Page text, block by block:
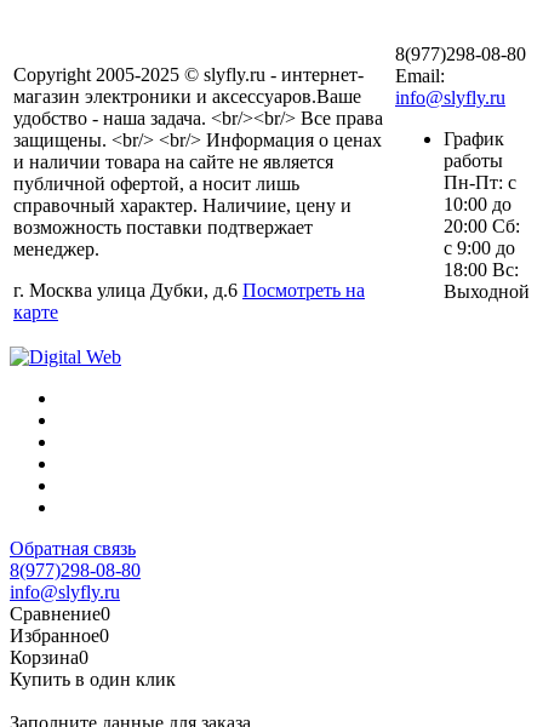
Copyright 2005-2025 © slyfly.ru - интернет-
магазин электроники и аксессуаров.Ваше
удобство - наша задача. <br/><br/> Все права
защищены. <br/> <br/> Информация о ценах
и наличии товара на сайте не является
публичной офертой, а носит лишь
справочный характер. Наличиие, цену и
возможность поставки подтвержает
менеджер.
г. Москва улица Дубки, д.6 Посмотреть на
карте
8(977)298-08-80
Email:
info@slyfly.ru
График
работы
Пн-Пт: с
10:00 до
20:00 Сб:
с 9:00 до
18:00 Вс:
Выходной
Обратная связь
8(977)298-08-80
info@slyfly.ru
Сравнение0
Избранное0
Корзина0
Купить в один клик
Заполните данные для заказа